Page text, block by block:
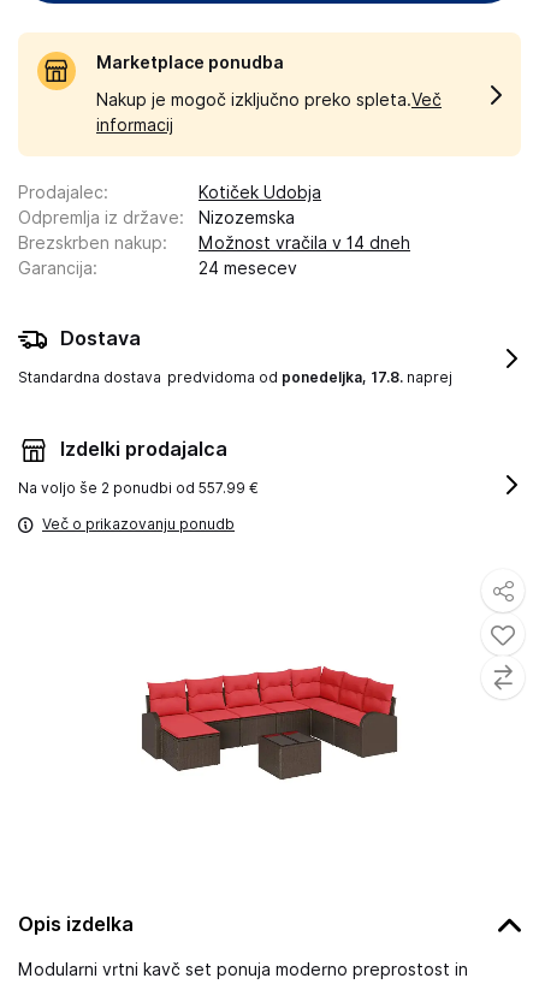
Opis izdelka
Modularni vrtni kavč set ponuja moderno preprostost in
Marketplace ponudba
Nakup je mogoč izključno preko spleta.Več
informacij
Prodajalec:
Kotiček Udobja
Odpremlja iz države:
Nizozemska
Brezskrben nakup:
Možnost vračila v 14 dneh
Garancija: 24 mesecev
Dostava
Standardna dostava predvidoma od ponedeljka, 17.8. naprej
Izdelki prodajalca
Na voljo še 2 ponudbi od 557.99 €
Več o prikazovanju ponudb